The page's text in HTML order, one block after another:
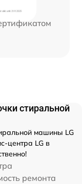
стиральной
машины LG
центра LG в
ремонта